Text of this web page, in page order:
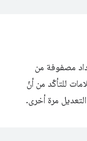
مصفوفة من
للتأكّد من أنّ
مرة أخرى.